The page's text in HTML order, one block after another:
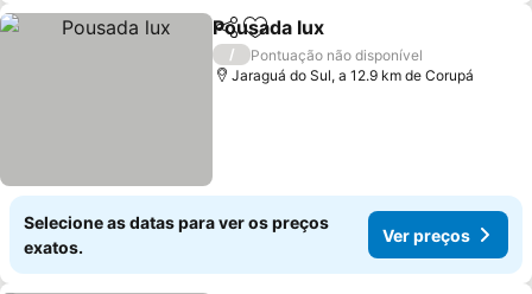
PartilharAdicionar aos favoritos
Pousada lux
/
Pontuação não disponível
Jaraguá do Sul, a 12.9 km de Corupá
Selecione as datas para ver os preços
exatos.
Ver preços